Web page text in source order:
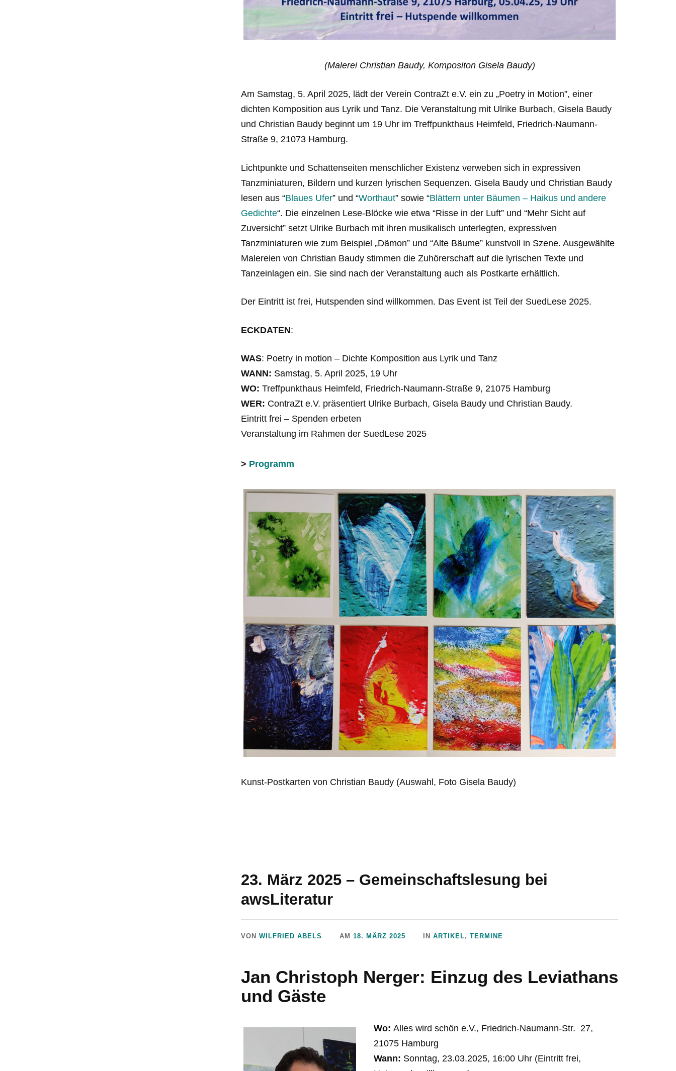
(Malerei Christian Baudy, Kompositon Gisela Baudy)
Am Samstag, 5. April 2025, lädt der Verein ContraZt e.V. ein zu „Poetry in Motion”, einer
dichten Komposition aus Lyrik und Tanz. Die Veranstaltung mit Ulrike Burbach, Gisela Baudy
und Christian Baudy beginnt um 19 Uhr im Treffpunkthaus Heimfeld, Friedrich-Naumann-
Straße 9, 21073 Hamburg.
Lichtpunkte und Schattenseiten menschlicher Existenz verweben sich in expressiven
Tanzminiaturen, Bildern und kurzen lyrischen Sequenzen. Gisela Baudy und Christian Baudy
lesen aus “Blaues Ufer” und “Worthaut” sowie “Blättern unter Bäumen – Haikus und andere
Gedichte“. Die einzelnen Lese-Blöcke wie etwa “Risse in der Luft” und “Mehr Sicht auf
Zuversicht” setzt Ulrike Burbach mit ihren musikalisch unterlegten, expressiven
Tanzminiaturen wie zum Beispiel „Dämon” und “Alte Bäume” kunstvoll in Szene. Ausgewählte
Malereien von Christian Baudy stimmen die Zuhörerschaft auf die lyrischen Texte und
Tanzeinlagen ein. Sie sind nach der Veranstaltung auch als Postkarte erhältlich.
Der Eintritt ist frei, Hutspenden sind willkommen. Das Event ist Teil der SuedLese 2025.
ECKDATEN:
WAS: Poetry in motion – Dichte Komposition aus Lyrik und Tanz
WANN: Samstag, 5. April 2025, 19 Uhr
WO: Treffpunkthaus Heimfeld, Friedrich-Naumann-Straße 9, 21075 Hamburg
WER: ContraZt e.V. präsentiert Ulrike Burbach, Gisela Baudy und Christian Baudy.
Eintritt frei – Spenden erbeten
Veranstaltung im Rahmen der SuedLese 2025
> Programm
Kunst-Postkarten von Christian Baudy (Auswahl, Foto Gisela Baudy)
23. März 2025 – Gemeinschaftslesung bei
awsLiteratur
VONWILFRIED ABELS AM18. MÄRZ 2025 INARTIKEL,TERMINE
Jan Christoph Nerger: Einzug des Leviathans
und Gäste
Wo: Alles wird schön e.V., Friedrich-Naumann-Str. 27,
21075 Hamburg
Wann: Sonntag, 23.03.2025, 16:00 Uhr (Eintritt frei,